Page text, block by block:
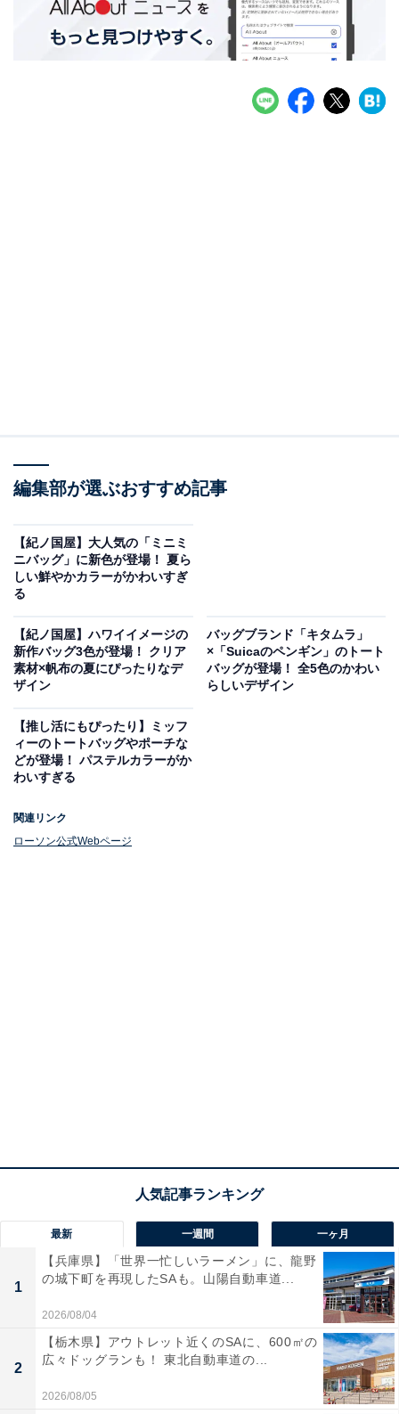
編集部が選ぶおすすめ記事
【紀ノ国屋】大人気の「ミニミ
ニバッグ」に新色が登場！ 夏ら
しい鮮やかカラーがかわいすぎ
る
【紀ノ国屋】ハワイイメージの
新作バッグ3色が登場！ クリア
素材×帆布の夏にぴったりなデ
ザイン
バッグブランド「キタムラ」
×「Suicaのペンギン」のトート
バッグが登場！ 全5色のかわい
らしいデザイン
【推し活にもぴったり】ミッフ
ィーのトートバッグやポーチな
どが登場！ パステルカラーがか
わいすぎる
関連リンク
ローソン公式Webページ
最新 一週間 一ヶ月
1
【兵庫県】「世界一忙しいラーメン」に、龍野
の城下町を再現したSAも。山陽自動車道...
2026/08/04
2
【栃木県】アウトレット近くのSAに、600㎡の
広々ドッグランも！ 東北自動車道の...
2026/08/05